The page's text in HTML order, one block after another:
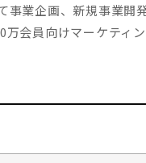
事業企画、新規事業
万会員向けマーケティ